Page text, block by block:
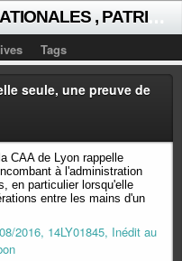
Tags
seule, une preuve de
CAA de Lyon rappelle
à l'administration
en particulier lorsqu'elle
entre les mains d'un
2016, 14LY01845, Inédit au